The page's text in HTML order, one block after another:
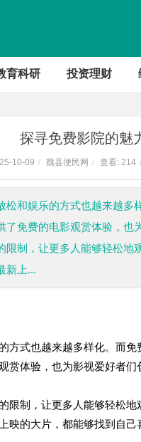
育科研 投资理财
探寻免费影院的魅
10-09 / 魏县便民网 / 查看: 214 /
松和娱乐的方式也越来越
免费的电影观赏体验，
制，让更多人能够轻松
新上...
方式也越来越多样化。而
体验，也为影视爱好者们
限制，让更多人能够轻松
映的大片，都能够找到自